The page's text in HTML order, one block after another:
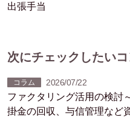
出張手当
次にチェックしたい
コラム 2026/07/22
ファクタリング活用の検討
掛金の回収、与信管理など